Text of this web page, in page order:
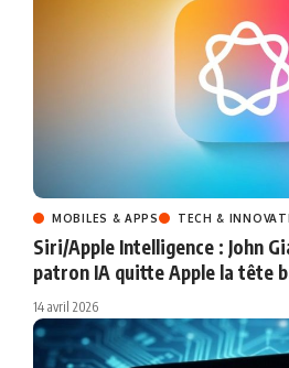
MOBILES & APPS TECH &
Siri/Apple Intelligence : John
patron IA quitte Apple la tête
14 avril 2026